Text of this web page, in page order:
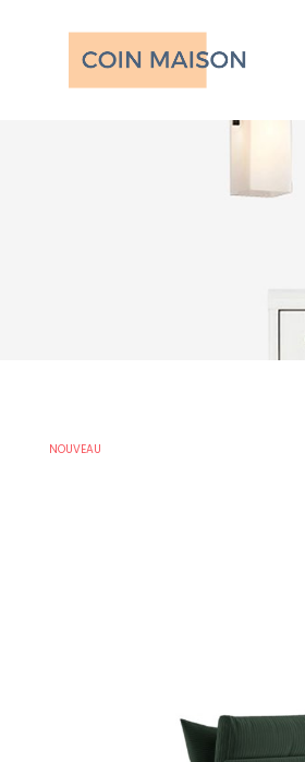
NOUVEAU